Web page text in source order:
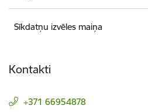
Sīkdatņu izvēles maiņa
Kontakti
+371 66954878